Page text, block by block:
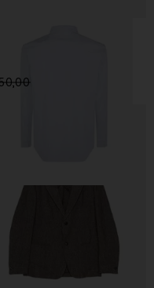
OF SHIBUYA
Yogo